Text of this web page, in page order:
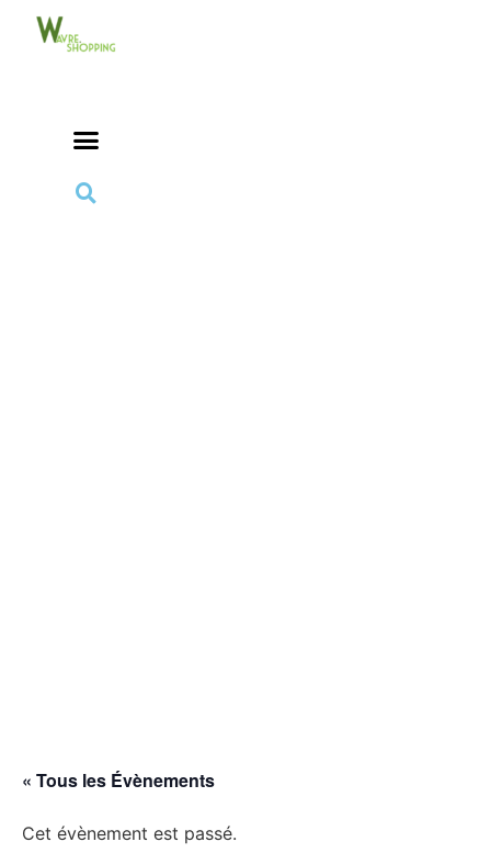
« Tous les Évènements
Cet évènement est passé.